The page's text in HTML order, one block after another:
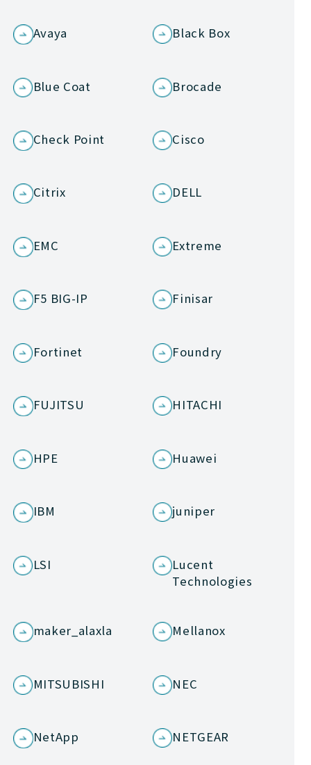
Avaya Black Box
Blue Coat Brocade
Check Point Cisco
Citrix DELL
EMC Extreme
F5 BIG-IP Finisar
Fortinet Foundry
FUJITSU HITACHI
HPE Huawei
IBM juniper
LSI
Lucent
Technologies
maker_alaxla Mellanox
MITSUBISHI NEC
NetApp NETGEAR